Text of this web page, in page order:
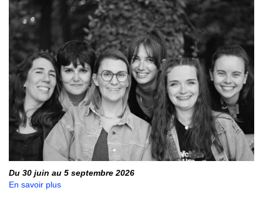
Du 30 juin au 5 septembre 2026
En savoir plus